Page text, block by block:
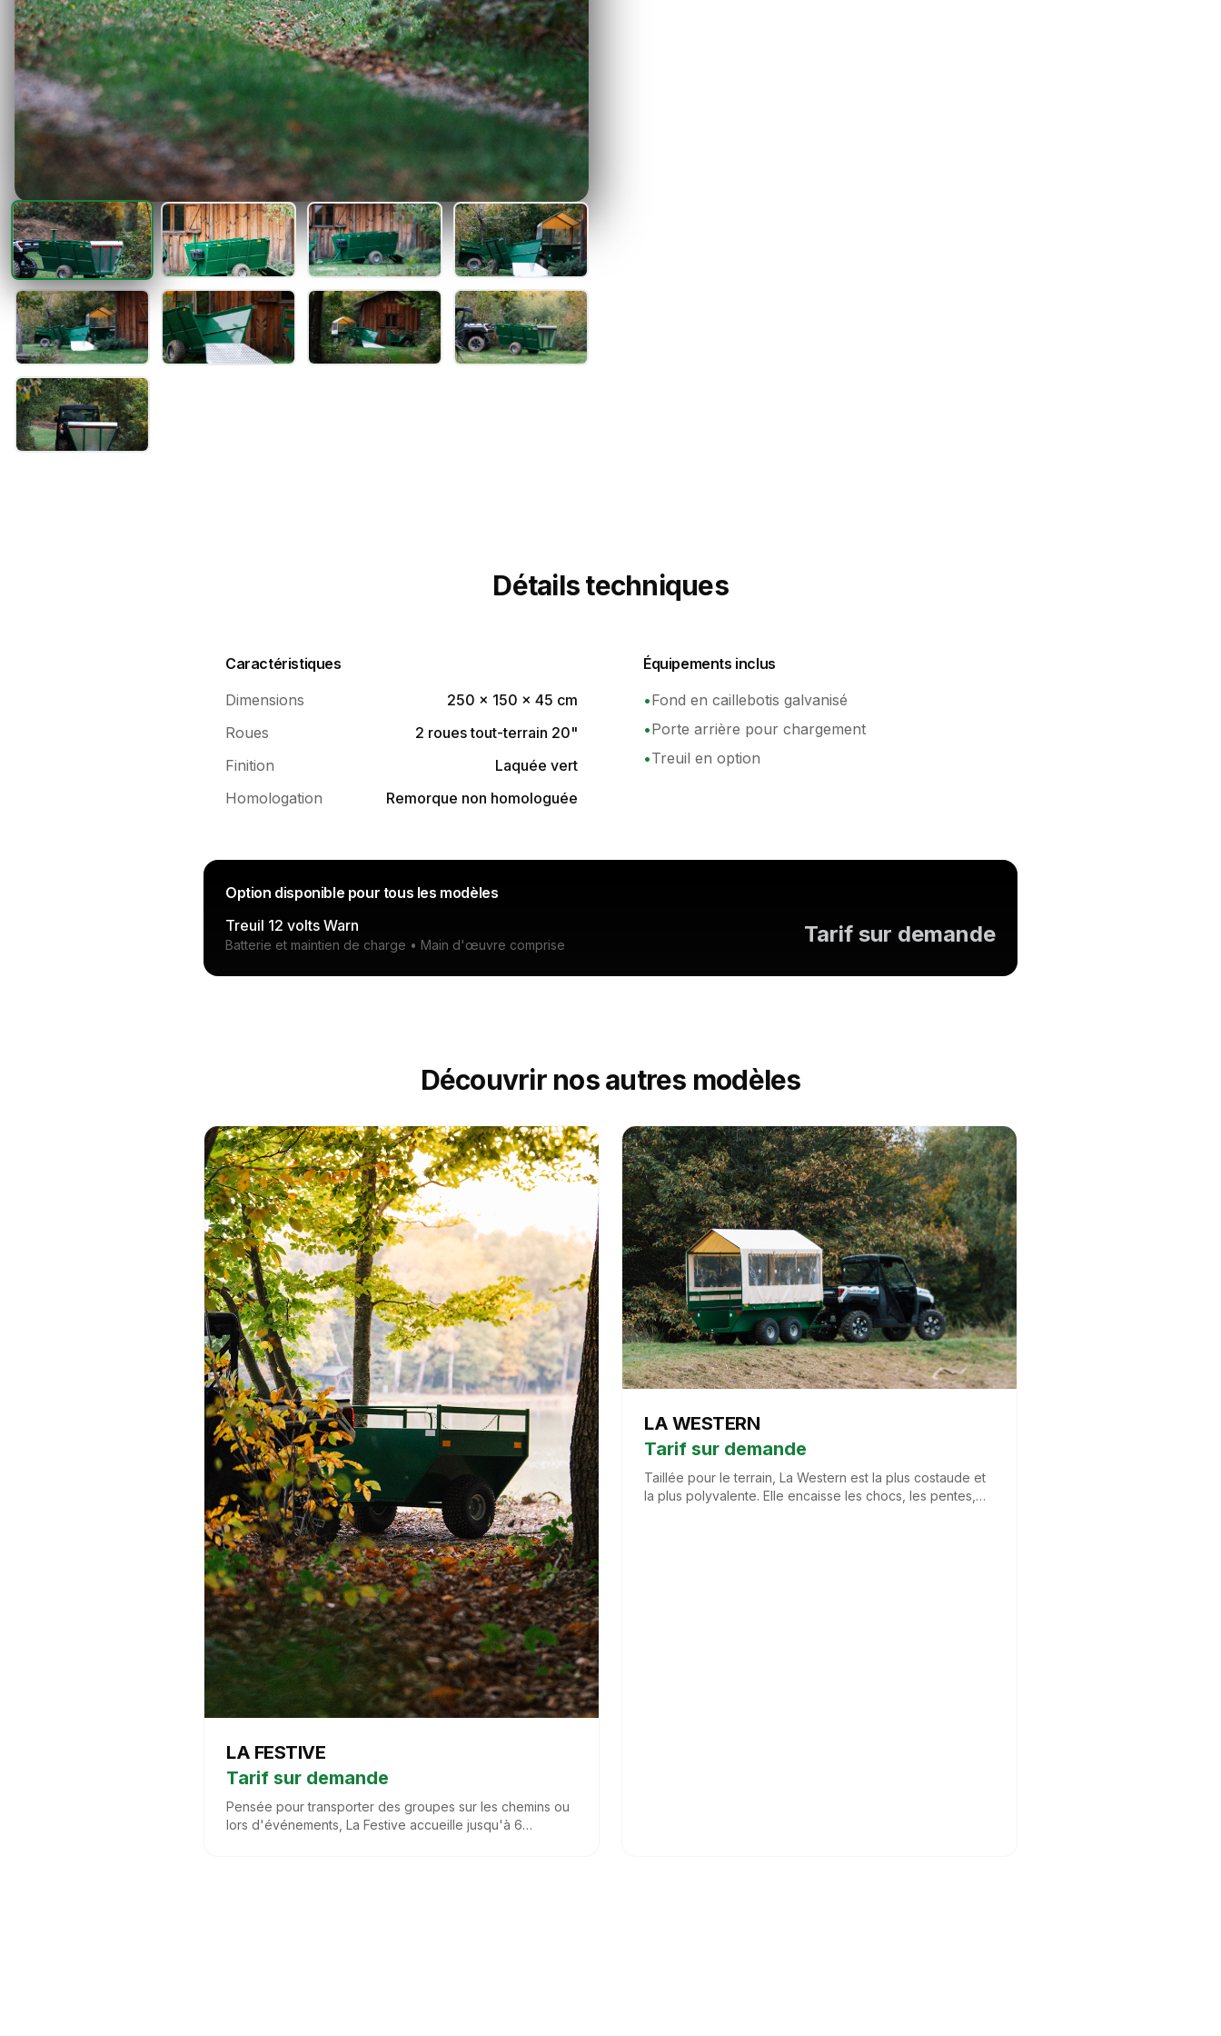
Détails techniques
Caractéristiques
Dimensions
250 × 150 × 45 cm
Roues
2 roues tout-terrain 20"
Finition
Laquée vert
Homologation
Remorque non homologuée
Équipements inclus
•Fond en caillebotis galvanisé
•Porte arrière pour chargement
•Treuil en option
Option disponible pour tous les modèles
Treuil 12 volts Warn
Batterie et maintien de charge • Main d'œuvre comprise Tarif sur demande
Découvrir nos autres modèles
LA FESTIVE
Tarif sur demande
Pensée pour transporter des groupes sur les chemins ou
lors d'événements, La Festive accueille jusqu'à 6
LA WESTERN
Tarif sur demande
Taillée pour le terrain, La Western est la plus costaude et
la plus polyvalente. Elle encaisse les chocs, les pentes,